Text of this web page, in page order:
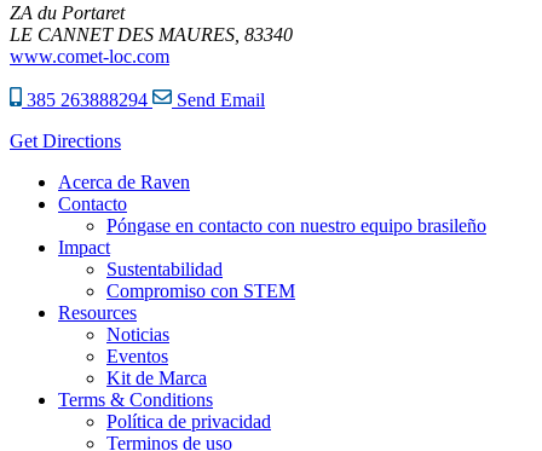
ZA du Portaret
LE CANNET DES MAURES, 83340
www.comet-loc.com
385 263888294
Send Email
Get Directions
Acerca de Raven
Contacto
Póngase en contacto con nuestro equipo brasileño
Impact
Sustentabilidad
Compromiso con STEM
Resources
Noticias
Eventos
Kit de Marca
Terms & Conditions
Política de privacidad
Terminos de uso